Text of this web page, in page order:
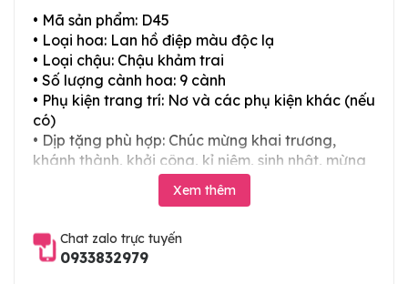
• Mã sản phẩm: D45
• Loại hoa: Lan hồ điệp màu độc lạ
• Loại chậu: Chậu khảm trai
• Số lượng cành hoa: 9 cành
• Phụ kiện trang trí: Nơ và các phụ kiện khác (nếu
có)
• Dịp tặng phù hợp: Chúc mừng khai trương,
khánh thành, khởi công, kỉ niệm, sinh nhật, mừng
thọ, mừng cưới, tân gia và các ngày lễ tết trong
Xem thêm
Chat zalo trực tuyến
0933832979